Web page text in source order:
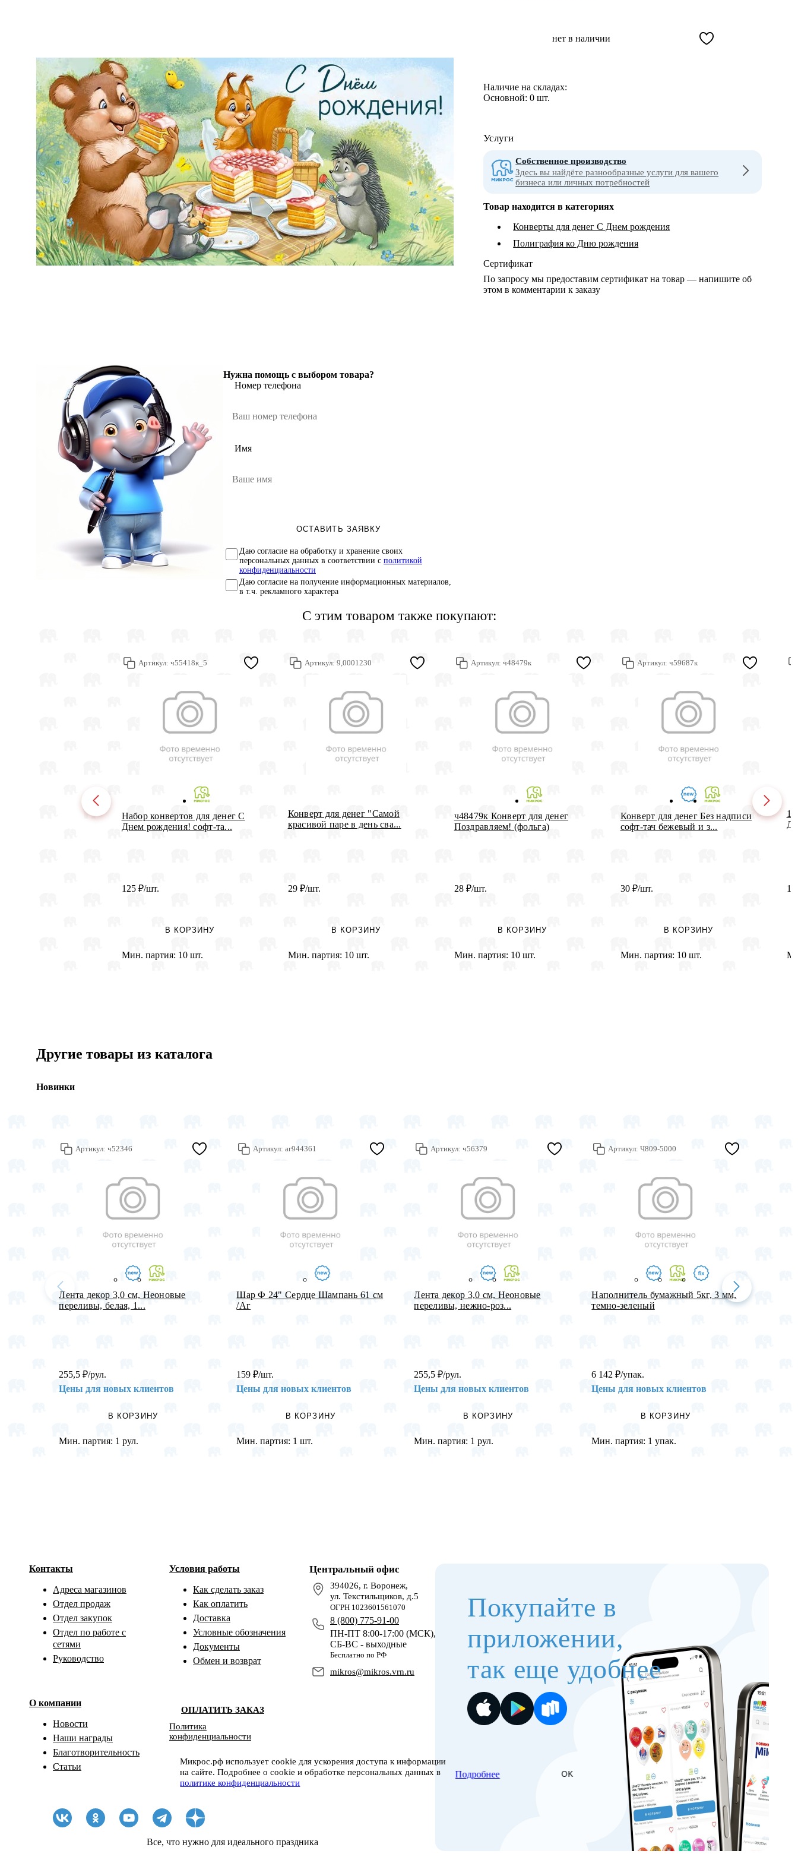
Нужна помощь с выбором товара?
Номер телефона
Имя
ОСТАВИТЬ ЗАЯВКУ
Даю согласие на обработку и хранение своих
персональных данных в соответствии с политикой
конфиденциальности
Даю согласие на получение информационных материалов,
в т.ч. рекламного характера
нет в наличии
Наличие на складах:
Основной:0 шт.
Услуги
Собственное производство
Здесь вы найдёте разнообразные услуги для вашего
бизнеса или личных потребностей
Товар находится в категориях
Конверты для денег С Днем рождения
Полиграфия ко Дню рождения
Сертификат
По запросу мы предоставим сертификат на товар — напишите об
этом в комментарии к заказу
С этим товаром также покупают:
Артикул: ч55418к_5
Набор конвертов для денег С
Днем рождения! софт-та...
125 ₽/шт.
В КОРЗИНУ
Мин. партия: 10 шт.
Артикул: 9,0001230
Конверт для денег "Самой
красивой паре в день сва...
29 ₽/шт.
В КОРЗИНУ
Мин. партия: 10 шт.
Артикул: ч48479к
ч48479к Конверт для денег
Поздравляем! (фольга)
28 ₽/шт.
В КОРЗИНУ
Мин. партия: 10 шт.
Артикул: ч59687к
Конверт для денег Без надписи
софт-тач бежевый и з...
30 ₽/шт.
В КОРЗИНУ
Мин. партия: 10 шт.
Другие товары из каталога
Новинки
Артикул: ч52346
Лента декор 3,0 см, Неоновые
переливы, белая, 1...
255,5₽/рул.
Цены для новых клиентов
В КОРЗИНУ
Мин. партия: 1 рул.
Артикул: аг944361
Шар Ф 24" Сердце Шампань 61 см
/Aг
159₽/шт.
Цены для новых клиентов
В КОРЗИНУ
Мин. партия: 1 шт.
Артикул: ч56379
Лента декор 3,0 см, Неоновые
переливы, нежно-роз...
255,5₽/рул.
Цены для новых клиентов
В КОРЗИНУ
Мин. партия: 1 рул.
Артикул: Ч809-5000
Наполнитель бумажный 5кг, 3 мм,
темно-зеленый
6 142₽/упак.
Цены для новых клиентов
В КОРЗИНУ
Мин. партия: 1 упак.
Микрос.рф использует cookie для ускорения доступа к информации
на сайте. Подробнее о cookie и обработке персональных данных в
политике конфиденциальности
Подробнее OK
Центральный офис
394026, г. Воронеж,
ул. Текстильщиков, д.5
ОГРН 1023601561070
8 (800) 775-91-00
ПН-ПТ 8:00-17:00 (МСК),
СБ-ВС - выходные
Бесплатно по РФ
mikros@mikros.vrn.ru
Контакты
Адреса магазинов
Отдел продаж
Отдел закупок
Отдел по работе с
сетями
Руководство
О компании
Новости
Наши награды
Благотворительность
Статьи
Условия работы
Как сделать заказ
Как оплатить
Доставка
Условные обозначения
Документы
Обмен и возврат
ОПЛАТИТЬ ЗАКАЗ
Политика
конфиденциальности
Все, что нужно для идеального праздника
Покупайте в
приложении,
так еще удобнее